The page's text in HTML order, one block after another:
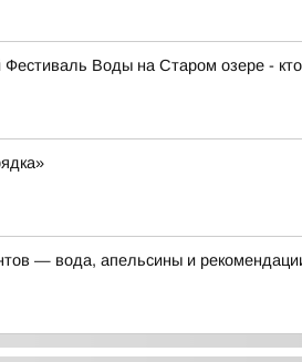
Фестиваль Воды на Старом озере -
— вода, апельсины и